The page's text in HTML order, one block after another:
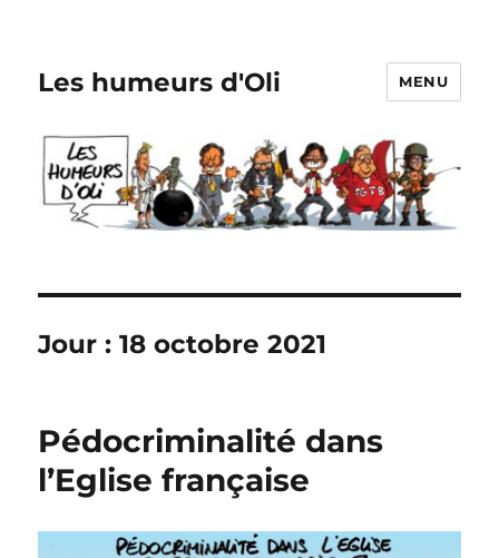
Les humeurs d'Oli MENU
Jour :18 octobre 2021
Pédocriminalité dans
l’Eglise française